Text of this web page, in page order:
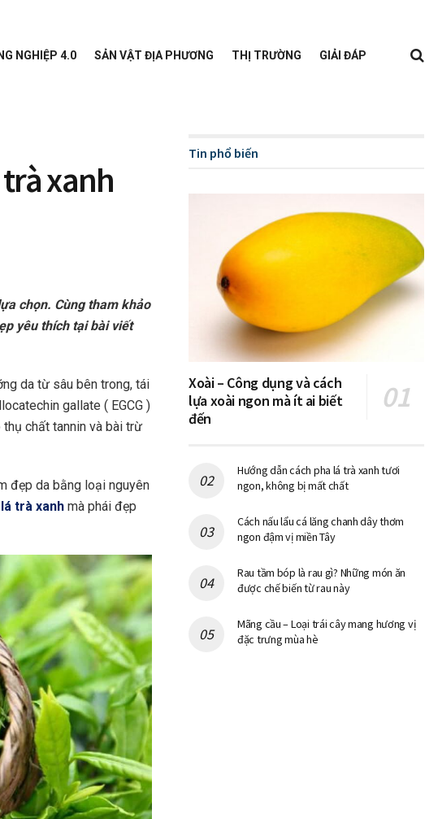
NGHIỆP 4.0 SẢN VẬT ĐỊA PHƯƠNG THỊ TRƯỜNG GIẢI ĐÁP
xanh
chọn. Cùng tham khảo
yêu thích tại bài viết
da từ sâu bên trong, tái
gallate ( EGCG )
thụ chất tannin và bài trừ
đẹp da bằng loại nguyên
lá trà xanh mà phái đẹp
Tin phổ biến
Xoài – Công dụng và cách
lựa xoài ngon mà ít ai biết
đến
Hướng dẫn cách pha lá trà xanh tươi
ngon, không bị mất chất
Cách nấu lẩu cá lăng chanh dây thơm
ngon đậm vị miền Tây
Rau tầm bóp là rau gì? Những món ăn
được chế biến từ rau này
Mãng cầu – Loại trái cây mang hương vị
đặc trưng mùa hè